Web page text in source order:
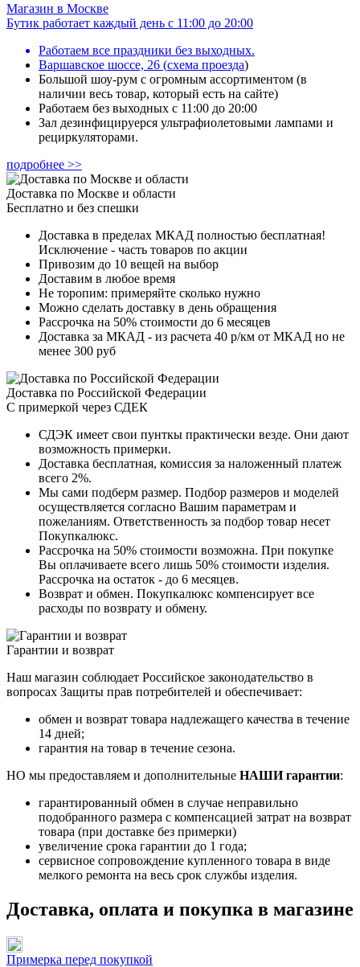
Магазин в Москве
Бутик работает каждый день с 11:00 до 20:00
Работаем все праздники без выходных.
Варшавское шоссе, 26 (схема проезда)
Большой шоу-рум с огромным ассортиментом (в
наличии весь товар, который есть на сайте)
Работаем без выходных с 11:00 до 20:00
Зал дезинфицируерся ультрафиолетовыми лампами и
рециркуляторами.
подробнее >>
Доставка по Москве и области
Бесплатно и без спешки
Доставка в пределах МКАД полностью бесплатная!
Исключение - часть товаров по акции
Привозим до 10 вещей на выбор
Доставим в любое время
Не торопим: примеряйте сколько нужно
Можно сделать доставку в день обращения
Рассрочка на 50% стоимости до 6 месяцев
Доставка за МКАД - из расчета 40 р/км от МКАД но не
менее 300 руб
Доставка по Российской Федерации
С примеркой через СДЕК
СДЭК имеет свои пунткы практически везде. Они дают
возможность примерки.
Доставка бесплатная, комиссия за наложенный платеж
всего 2%.
Мы сами подберм размер. Подбор размеров и моделей
осуществляется согласно Вашим параметрам и
пожеланиям. Ответственность за подбор товар несет
Покупкалюкс.
Рассрочка на 50% стоимости возможна. При покупке
Вы оплачиваете всего лишь 50% стоимости изделия.
Рассрочка на остаток - до 6 месяцев.
Возврат и обмен. Покупкалюкс компенсирует все
расходы по возврату и обмену.
Гарантии и возврат
Наш магазин соблюдает Российское законодательство в
вопросах Защиты прав потребителей и обеспечивает:
обмен и возврат товара надлежащего качества в течение
14 дней;
гарантия на товар в течение сезона.
НО мы предоставляем и дополнительные НАШИ гарантии:
гарантированный обмен в случае неправильно
подобранного размера с компенсацией затрат на возврат
товара (при доставке без примерки)
увеличение срока гарантии до 1 года;
сервисное сопровождение купленного товара в виде
мелкого ремонта на весь срок службы изделия.
Доставка, оплата и покупка в магазине
Примерка перед покупкой